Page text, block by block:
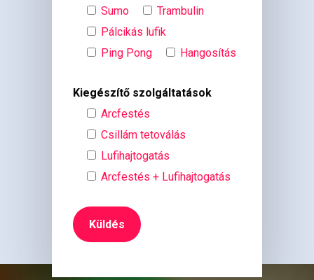
Sumo
Trambulin
Pálcikás lufik
Ping Pong
Hangosítás
Kiegészítő szolgáltatások
Arcfestés
Csillám tetoválás
Lufihajtogatás
Arcfestés + Lufihajtogatás